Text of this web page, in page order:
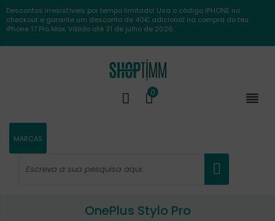
Descontos irresistíveis por tempo limitado! Usa o código IPHONE no
checkout e garante um desconto de 40€ adicional na compra do teu
iPhone 17 Pro Max. Válido até 31 de julho de 2026.

0
MARCAS
OnePlus Stylo Pro